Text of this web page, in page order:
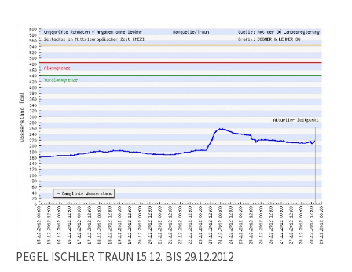
PEGEL ISCHLER TRAUN 15.12. BIS 29.12.2012